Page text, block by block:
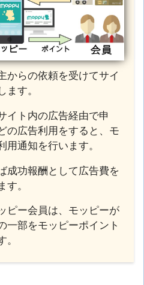
からの依頼を受けてサイ
ます。
イト内の広告経由で申
の広告利用をすると、モ
用通知を行います。
成功報酬として広告費を
す。
ピー会員は、モッピーが
一部をモッピーポイント
。